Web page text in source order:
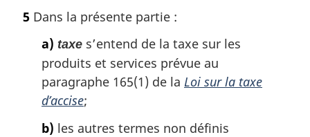
5 Dans la présente partie :
a) taxe s’entend de la taxe sur les
produits et services prévue au
paragraphe 165(1) de la Loi sur la taxe
d’accise;
b) les autres termes non définis